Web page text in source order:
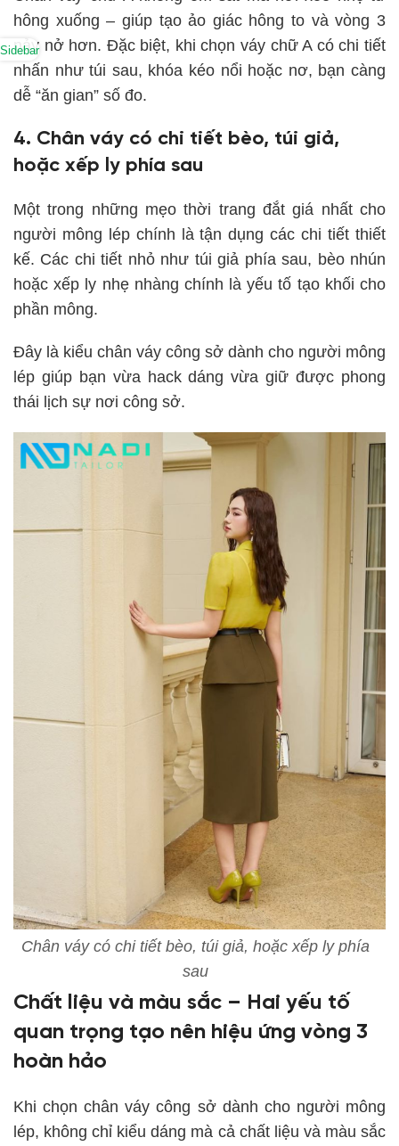
hông xuống – giúp tạo ảo giác hông to và vòng 3
nảy nở hơn. Đặc biệt, khi chọn váy chữ A có chi tiết
nhấn như túi sau, khóa kéo nổi hoặc nơ, bạn càng
dễ “ăn gian” số đo.
4. Chân váy có chi tiết bèo, túi giả,
hoặc xếp ly phía sau
Một trong những mẹo thời trang đắt giá nhất cho
người mông lép chính là tận dụng các chi tiết thiết
kế. Các chi tiết nhỏ như túi giả phía sau, bèo nhún
hoặc xếp ly nhẹ nhàng chính là yếu tố tạo khối cho
phần mông.
Đây là kiểu chân váy công sở dành cho người mông
lép giúp bạn vừa hack dáng vừa giữ được phong
thái lịch sự nơi công sở.
Chân váy có chi tiết bèo, túi giả, hoặc xếp ly phía
sau
Chất liệu và màu sắc – Hai yếu tố
quan trọng tạo nên hiệu ứng vòng 3
hoàn hảo
Khi chọn chân váy công sở dành cho người mông
lép, không chỉ kiểu dáng mà cả chất liệu và màu sắc
Sidebar